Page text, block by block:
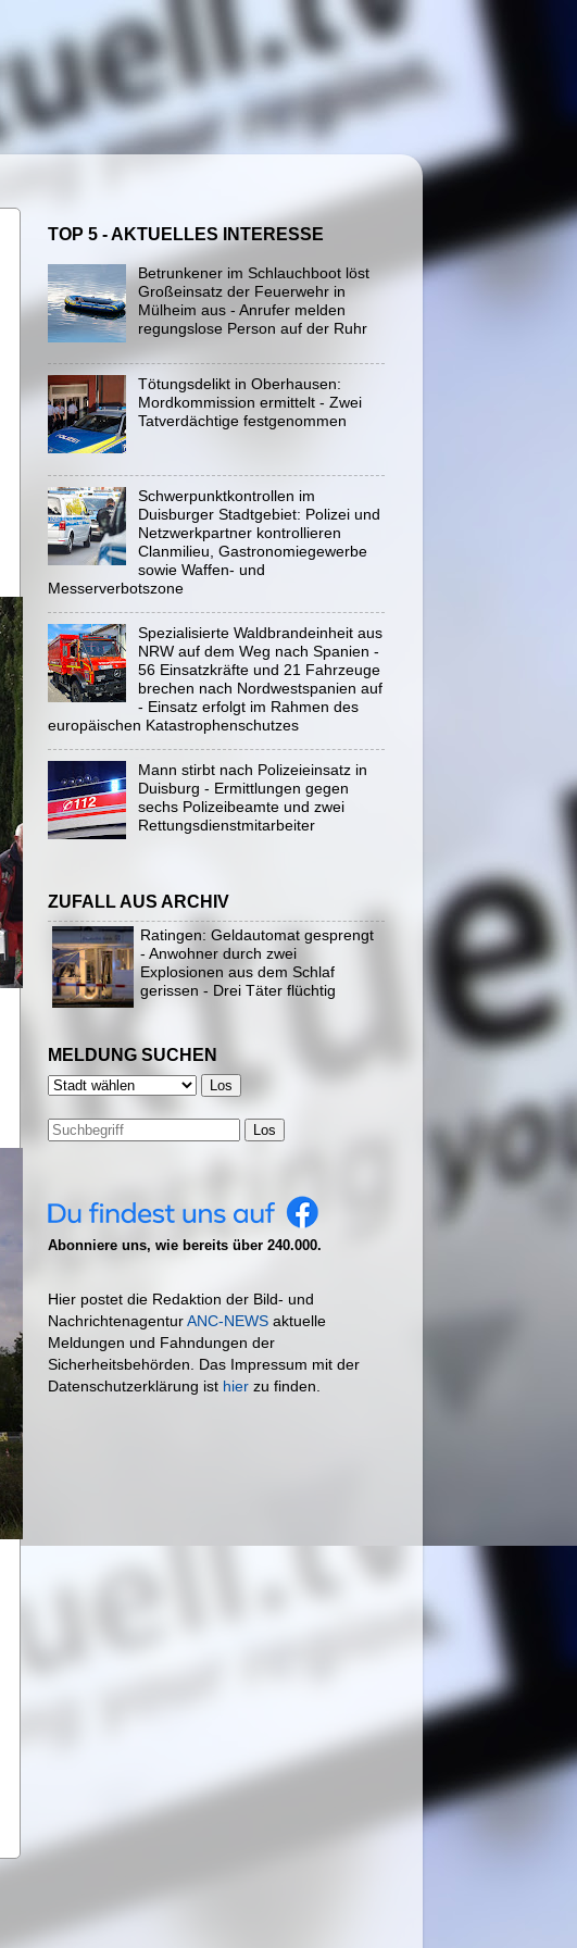
TOP 5 - AKTUELLES INTERESSE
Betrunkener im Schlauchboot löst
Großeinsatz der Feuerwehr in
Mülheim aus - Anrufer melden
regungslose Person auf der Ruhr
Tötungsdelikt in Oberhausen:
Mordkommission ermittelt - Zwei
Tatverdächtige festgenommen
Schwerpunktkontrollen im
Duisburger Stadtgebiet: Polizei und
Netzwerkpartner kontrollieren
Clanmilieu, Gastronomiegewerbe
sowie Waffen- und
Messerverbotszone
Spezialisierte Waldbrandeinheit aus
NRW auf dem Weg nach Spanien -
56 Einsatzkräfte und 21 Fahrzeuge
brechen nach Nordwestspanien auf
- Einsatz erfolgt im Rahmen des
europäischen Katastrophenschutzes
Mann stirbt nach Polizeieinsatz in
Duisburg - Ermittlungen gegen
sechs Polizeibeamte und zwei
Rettungsdienstmitarbeiter
ZUFALL AUS ARCHIV
Ratingen: Geldautomat gesprengt
- Anwohner durch zwei
Explosionen aus dem Schlaf
gerissen - Drei Täter flüchtig
MELDUNG SUCHEN
Los
Abonniere uns, wie bereits über 240.000.
Hier postet die Redaktion der Bild- und
NachrichtenagenturANC-NEWS aktuelle
Meldungen und Fahndungen der
Sicherheitsbehörden. Das Impressum mit der
Datenschutzerklärung ist hier zu finden.